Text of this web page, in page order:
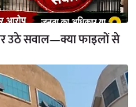
उठे सवाल—क्या फाइलों से